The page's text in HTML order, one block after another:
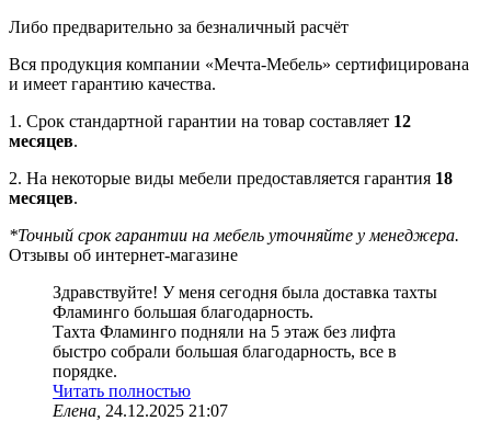
Либо предварительно за безналичный расчёт
Вся продукция компании «Мечта-Мебель» сертифицирована
и имеет гарантию качества.
1. Срок стандартной гарантии на товар составляет 12
месяцев.
2. На некоторые виды мебели предоставляется гарантия 18
месяцев.
*Точный срок гарантии на мебель уточняйте у менеджера.
Отзывы об интернет-магазине
Здравствуйте! У меня сегодня была доставка тахты
Фламинго большая благодарность.
Тахта Фламинго подняли на 5 этаж без лифта
быстро собрали большая благодарность, все в
порядке.
Читать полностью
Елена, 24.12.2025 21:07